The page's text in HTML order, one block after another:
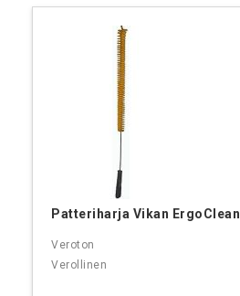
Patteriharja Vikan ErgoClean